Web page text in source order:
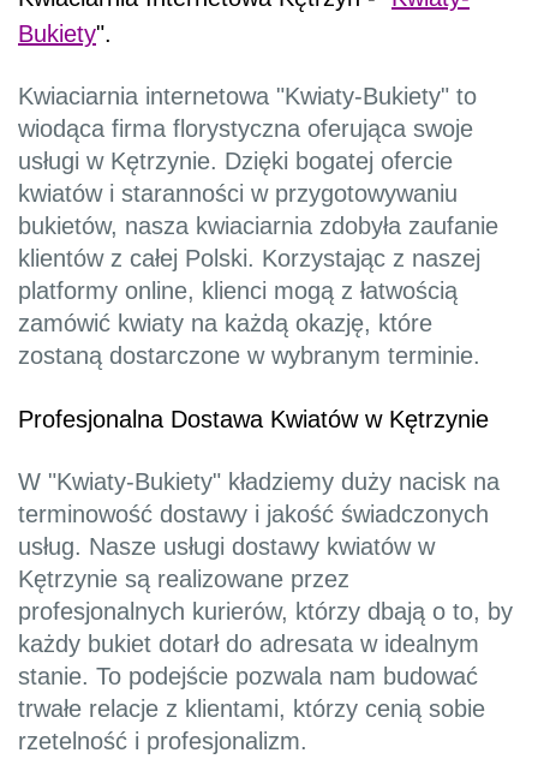
Bukiety".
Kwiaciarnia internetowa "Kwiaty-Bukiety" to
wiodąca firma florystyczna oferująca swoje
usługi w Kętrzynie. Dzięki bogatej ofercie
kwiatów i staranności w przygotowywaniu
bukietów, nasza kwiaciarnia zdobyła zaufanie
klientów z całej Polski. Korzystając z naszej
platformy online, klienci mogą z łatwością
zamówić kwiaty na każdą okazję, które
zostaną dostarczone w wybranym terminie.
Profesjonalna Dostawa Kwiatów w Kętrzynie
W "Kwiaty-Bukiety" kładziemy duży nacisk na
terminowość dostawy i jakość świadczonych
usług. Nasze usługi dostawy kwiatów w
Kętrzynie są realizowane przez
profesjonalnych kurierów, którzy dbają o to, by
każdy bukiet dotarł do adresata w idealnym
stanie. To podejście pozwala nam budować
trwałe relacje z klientami, którzy cenią sobie
rzetelność i profesjonalizm.